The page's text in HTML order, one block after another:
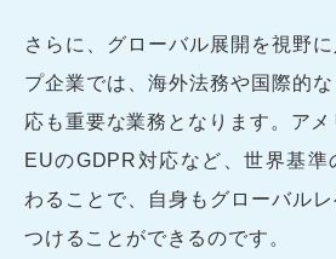
さらに、グローバル展開を視野
プ企業では、海外法務や国際的
応も重要な業務となります。ア
EUのGDPR対応など、世界基準
わることで、自身もグローバル
つけることができるのです。